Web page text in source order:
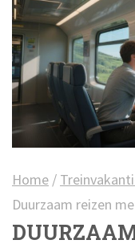
Home /
Duurzaam reizen